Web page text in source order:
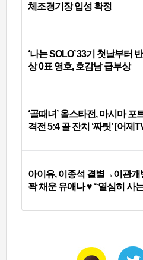
체조경기장 입성 확정
‘나는 SOLO’ 33기 첫날부터
상 0표 영호, 호감남 급부상
‘골때녀’ 올스타전, 마시마 포
격전 5:4 골 잔치 ‘짜릿’ [어제
아이유, 이종석 결별→이관
꽉 채운 유애나 ♥ “열심히 사